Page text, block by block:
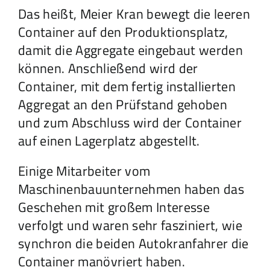
Suche
nach:
Kontakt
Das heißt, Meier Kran bewegt die leeren
Container auf den Produktionsplatz,
damit die Aggregate eingebaut werden
können. Anschließend wird der
Container, mit dem fertig installierten
Aggregat an den Prüfstand gehoben
und zum Abschluss wird der Container
auf einen Lagerplatz abgestellt.
Einige Mitarbeiter vom
Maschinenbauunternehmen haben das
Geschehen mit großem Interesse
verfolgt und waren sehr fasziniert, wie
synchron die beiden Autokranfahrer die
Container manövriert haben.